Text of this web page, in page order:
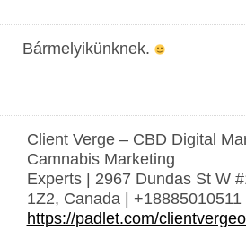
Bármelyikünknek.
Client Verge – CBD Digital
Camnabis Marketing
Experts | 2967 Dundas St W
1Z2, Canada | +18885010511
https://padlet.com/